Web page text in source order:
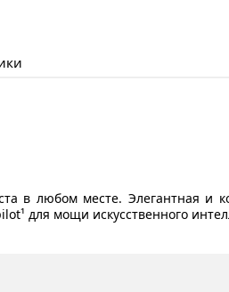
в любом месте. Элегантная и
для мощи искусственного